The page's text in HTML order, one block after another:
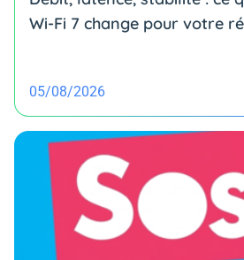
Wi-Fi 7 change pour votre
05/08/2026